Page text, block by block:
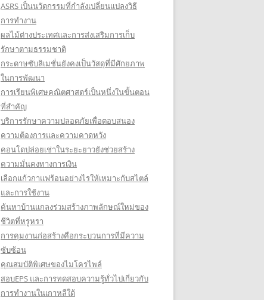
ASRS เป็นนวัตกรรมที่กำลังเปลี่ยนแปลงวิธี
การทำงาน
ผลไม้ต่างประเทศและการส่งเสริมการเก็บ
รักษาตามธรรมชาติ
กระดาษซับลิเมชั่นยังคงเป็นวัสดุที่มีศักยภาพ
ในการพัฒนา
การเรียนพิเศษคณิตศาสตร์เป็นหนึ่งในขั้นตอน
ที่สำคัญ
บริการรักษาความปลอดภัยเพื่อตอบสนอง
ความต้องการและความคาดหวัง
คอนโดปล่อยเช่าในระยะยาวยังช่วยสร้าง
ความมั่นคงทางการเงิน
เลือกแก้วกาแฟร้อนอย่างไรให้เหมาะกับสไตล์
และการใช้งาน
ค้นหาบ้านแกลงร่วมสร้างภาพลักษณ์ใหม่ของ
ชีวิตที่หรูหรา
การคุมงานก่อสร้างคือกระบวนการที่มีความ
ซับซ้อน
คุณสมบัติพิเศษของไมโครไพล์
สอบEPS และการทดสอบความรู้ทั่วไปเกี่ยวกับ
การทำงานในเกาหลีใต้